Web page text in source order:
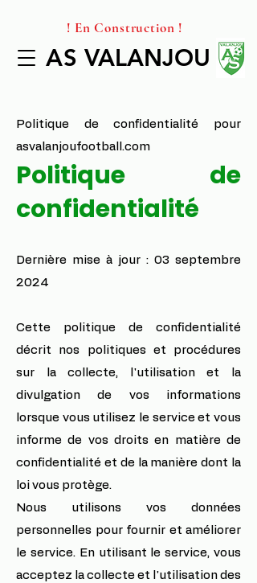
! En Construction !
AS VALANJOU
AS VALANJOU
Politique de confidentialité pour
asvalanjoufootball.com
Politique de
confidentialité
Dernière mise à jour : 03 septembre
2024
Cette politique de confidentialité
décrit nos politiques et procédures
sur la collecte, l'utilisation et la
divulgation de vos informations
lorsque vous utilisez le service et vous
informe de vos droits en matière de
confidentialité et de la manière dont la
loi vous protège.
Nous utilisons vos données
personnelles pour fournir et améliorer
le service. En utilisant le service, vous
acceptez la collecte et l'utilisation des